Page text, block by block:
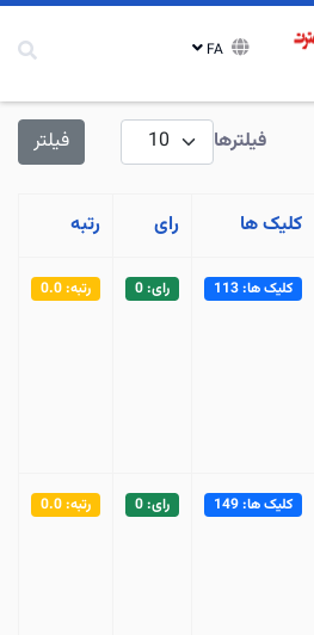
فیلترها نمایش # فیلتر
کلیک ها رای رتبه
کلیک ها: 113 رای: 0 رتبه: 0.0
کلیک ها: 149 رای: 0 رتبه: 0.0